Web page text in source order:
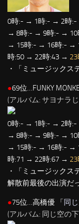
0時:- → 1時:- → 2時
→ 8時:- → 9時:- →
→ 15時:- → 16時:- →
時:50 → 22時:43 →
・「ミュージックス
●69位…FUNKY
(アルバム: サヨナラ
0時:- → 1時:- → 2時
→ 8時:- → 9時:- →
→ 15時:- → 16時:- →
時:71 → 22時:67 →
・「ミュージックス
解散前最後の出演だ
●75位…高橋優 「同
(アルバム: 同じ空の